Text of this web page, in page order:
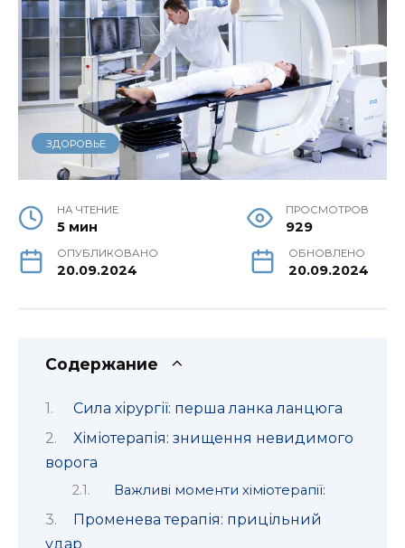
ЗДОРОВЬЕ
НА ЧТЕНИЕ
5 мин
ПРОСМОТРОВ
929
ОПУБЛИКОВАНО
20.09.2024
ОБНОВЛЕНО
20.09.2024
Содержание
Сила хірургії: перша ланка ланцюга
Хіміотерапія: знищення невидимого
ворога
Важливі моменти хіміотерапії:
Променева терапія: прицільний
удар